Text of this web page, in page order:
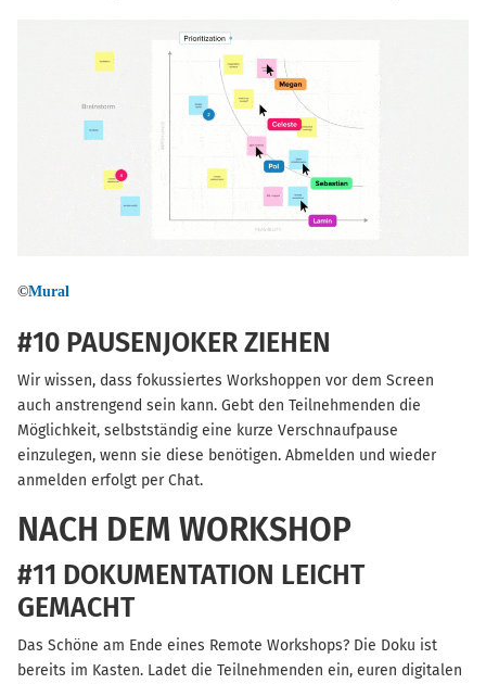
©Mural
#10 PAUSENJOKER ZIEHEN
Wir wissen, dass fokussiertes Workshoppen vor dem Screen
auch anstrengend sein kann. Gebt den Teilnehmenden die
Möglichkeit, selbstständig eine kurze Verschnaufpause
einzulegen, wenn sie diese benötigen. Abmelden und wieder
anmelden erfolgt per Chat.
NACH DEM WORKSHOP
#11 DOKUMENTATION LEICHT
GEMACHT
Das Schöne am Ende eines Remote Workshops? Die Doku ist
bereits im Kasten. Ladet die Teilnehmenden ein, euren digitalen